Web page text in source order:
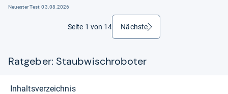
Neuester Test:03.08.2026
Seite 1 von 14 Nächsteweiter
Ratgeber: Staubwischroboter
Inhaltsverzeichnis